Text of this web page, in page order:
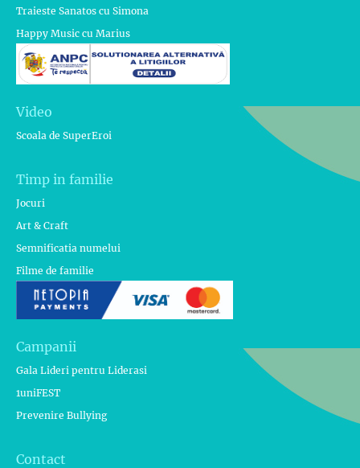
Traieste Sanatos cu Simona
Happy Music cu Marius
Video
Scoala de SuperEroi
Timp in familie
Jocuri
Art & Craft
Semnificatia numelui
Filme de familie
Campanii
Gala Lideri pentru Liderasi
1uniFEST
Prevenire Bullying
Contact